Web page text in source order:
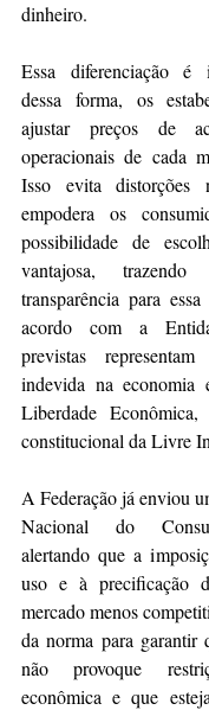
dinheiro.
Essa diferenciação é
dessa forma, os
ajustar preços de
operacionais de cada
Isso evita distorções
empodera os
possibilidade de
vantajosa,
transparência para
acordo com a
previstas
indevida na
Liberdade
constitucional da Livre
A Federação já enviou
Nacional do
alertando que a
uso e à precificação
mercado menos
da norma para garantir
não provoque
econômica e que